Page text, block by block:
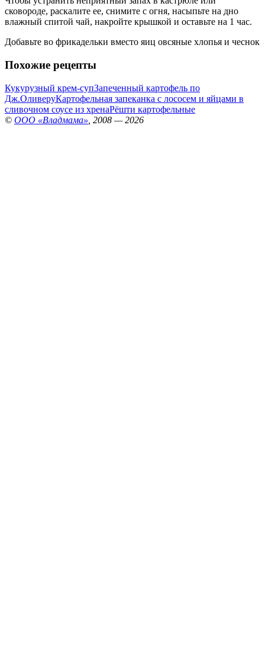
сковороде, раскалите ее, снимите с огня, насыпьте на дно
влажный спитой чай, накройте крышкой и оставьте на 1 час.
Добавьте во фрикадельки вместо яиц овсяные хлопья и чеснок
Похожие рецепты
Кукурузный крем-супЗапеченный картофель по
Дж.ОливеруКартофельная запеканка с лососем и яйцами в
сливочном соусе из хренаРёшти картофельные
© ООО «Владмама» , 2008 — 2026